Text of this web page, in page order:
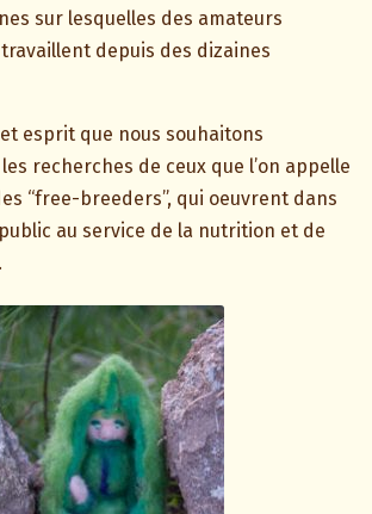
sur lesquelles des amateurs
depuis des dizaines
esprit que nous souhaitons
recherches de ceux que l’on appelle
“free-breeders”, qui oeuvrent dans
au service de la nutrition et de